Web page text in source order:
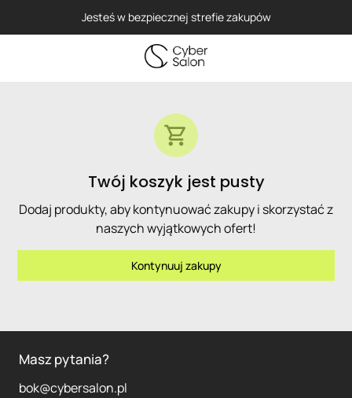
Jesteś w bezpiecznej strefie zakupów
Twój koszyk jest pusty
Dodaj produkty, aby kontynuować zakupy i skorzystać z
naszych wyjątkowych ofert!
Kontynuuj zakupy
Masz pytania?
bok@cybersalon.pl